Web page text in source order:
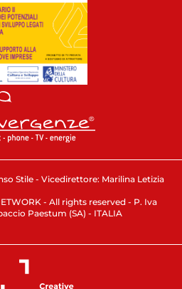
Stile - Vicedirettore: Marilina Letizia
- All rights reserved - P. Iva
Paestum (SA) - ITALIA